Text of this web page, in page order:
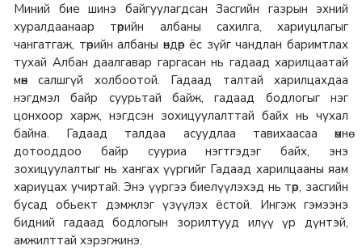
Миний бие шинэ байгуулагдсан Засгийн газрын эхний
хуралдаанаар төрийн албаны сахилга, хариуцлагыг
чангатгаж, төрийн албаны өндөр ёс зүйг чандлан баримтлах
тухай Албан даалгавар гаргасан нь гадаад харилцаатай
мөн салшгүй холбоотой. Гадаад талтай харилцахдаа
нэгдмэл байр суурьтай байж, гадаад бодлогыг нэг
цонхоор харж, нэгдсэн зохицуулалттай байх нь чухал
байна. Гадаад талдаа асуудлаа тавихаасаа өмнө
дотооддоо байр сууриа нэгтгэдэг байх, энэ
зохицуулалтыг нь хангах үүргийг Гадаад харилцааны яам
хариуцах учиртай. Энэ үүргээ биелүүлэхэд нь төр, засгийн
бусад обьект дэмжлэг үзүүлэх ёстой. Ингэж гэмээнэ
бидний гадаад бодлогын зорилтууд илүү үр дүнтэй,
амжилттай хэрэгжинэ.